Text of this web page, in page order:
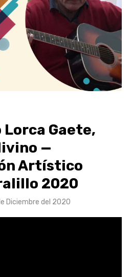
03: lessons on flight – Cecilia
celebra 50 años de carrera en
frontal en Pichilemu junto al
Gaete,
—
Artístico
2020
Diciembre del 2020